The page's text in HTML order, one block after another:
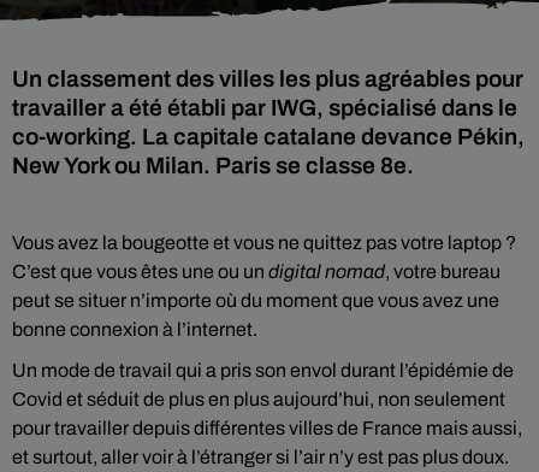
Un classement des villes les plus agréables pour
travailler a été établi par IWG, spécialisé dans le
co-working. La capitale catalane devance Pékin,
New York ou Milan. Paris se classe 8e.
Vous avez la bougeotte et vous ne quittez pas votre laptop ?
C’est que vous êtes une ou un digital nomad, votre bureau
peut se situer n’importe où du moment que vous avez une
bonne connexion à l’internet.
Un mode de travail qui a pris son envol durant l’épidémie de
Covid et séduit de plus en plus aujourd’hui, non seulement
pour travailler depuis différentes villes de France mais aussi,
et surtout, aller voir à l’étranger si l’air n’y est pas plus doux.